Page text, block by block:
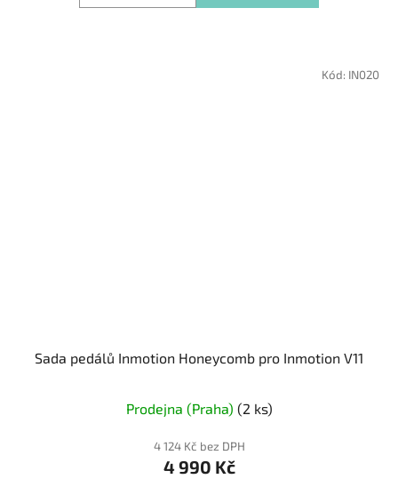
Sada pedálů Inmotion Honeycomb pro Inmotion V11
Prodejna (Praha) (2 ks)
4 124 Kč bez DPH
4 990 Kč
Kód: IN020